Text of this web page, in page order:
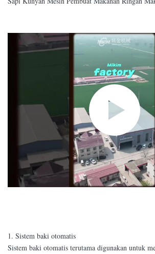
1. Sistem baki otomatis
Sistem baki otomatis terutama digunakan untuk